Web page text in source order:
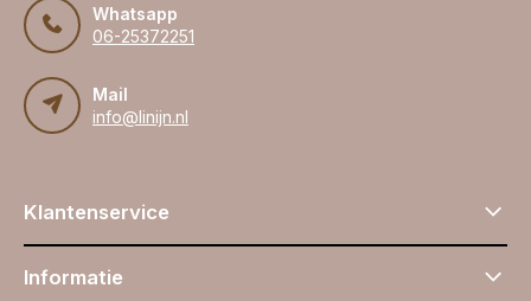
Whatsapp
06-25372251
Mail
info@linijn.nl
Klantenservice
Informatie